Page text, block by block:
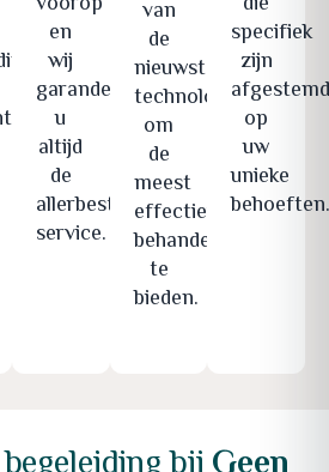
en
wij
garanderen
u
altijd
de
allerbeste
service.
van
de
nieuwste
technologieën
om
de
meest
effectieve
behandelingen
te
bieden.
specifiek
zijn
op
uw
unieke